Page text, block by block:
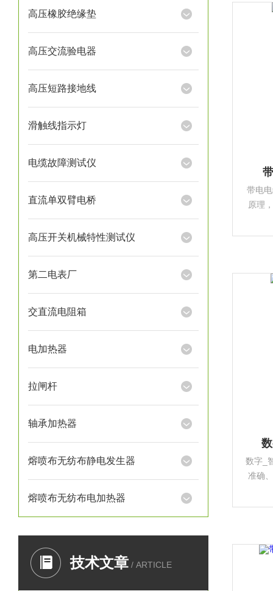
高压橡胶绝缘垫
高压交流验电器
高压短路接地线
滑触线指示灯
电缆故障测试仪
直流单双臂电桥
高压开关机械特性测试仪
第二电表厂
交直流电阻箱
电加热器
拉闸杆
轴承加热器
熔喷布无纺布静电发生器
熔喷布无纺布电加热器
技术文章 / ARTICLE
带电
原理
检测
数字_
准确
器。